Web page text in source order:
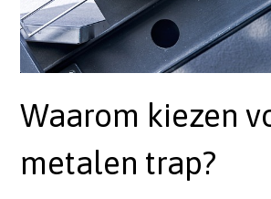
Waarom kiezen
metalen trap?